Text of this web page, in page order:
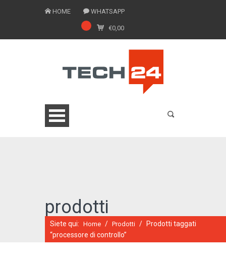
HOME WHATSAPP
€0,00
prodotti
Siete qui: Home / Prodotti /
Prodotti taggati
“processore di controllo”